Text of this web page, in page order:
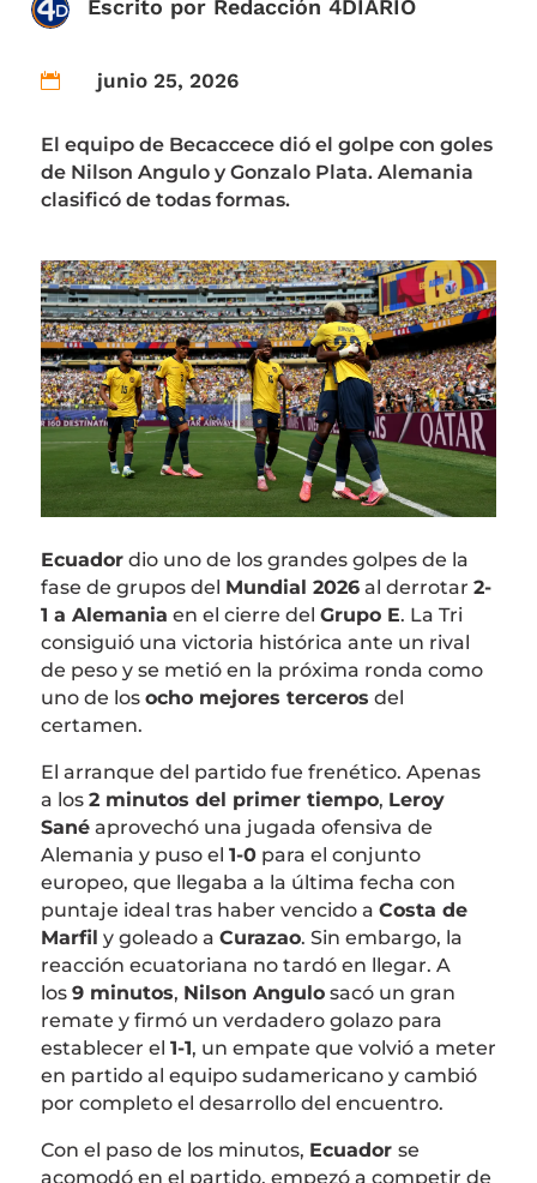
Escrito por Redacción 4DIARIO
 junio 25, 2026
El equipo de Becaccece dió el golpe con goles
de Nilson Angulo y Gonzalo Plata. Alemania
clasificó de todas formas.
Ecuador dio uno de los grandes golpes de la
fase de grupos del Mundial 2026 al derrotar 2-
1 a Alemania en el cierre del Grupo E. La Tri
consiguió una victoria histórica ante un rival
de peso y se metió en la próxima ronda como
uno de los ocho mejores terceros del
certamen.
El arranque del partido fue frenético. Apenas
a los 2 minutos del primer tiempo, Leroy
Sanéaprovechó una jugada ofensiva de
Alemania y puso el 1-0para el conjunto
europeo, que llegaba a la última fecha con
puntaje ideal tras haber vencido a Costa de
Marfil y goleado a Curazao. Sin embargo, la
reacción ecuatoriana no tardó en llegar. A
los 9 minutos, Nilson Angulosacó un gran
remate y firmó un verdadero golazo para
establecer el 1-1, un empate que volvió a meter
en partido al equipo sudamericano y cambió
por completo el desarrollo del encuentro.
Con el paso de los minutos, Ecuador se
acomodó en el partido, empezó a competir de